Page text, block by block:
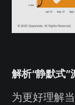
解析“静默式”
为更好理解